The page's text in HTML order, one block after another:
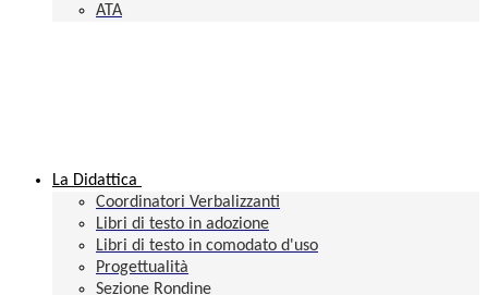
ATA
La Didattica
Coordinatori Verbalizzanti
Libri di testo in adozione
Libri di testo in comodato d'uso
Progettualità
Sezione Rondine